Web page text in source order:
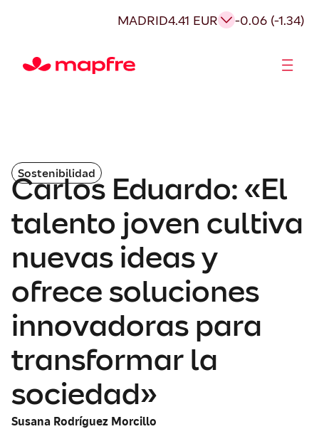
MADRID4.41 EUR -0.06 (-1.34)
Sostenibilidad
Carlos Eduardo: «El
talento joven cultiva
nuevas ideas y
ofrece soluciones
innovadoras para
transformar la
sociedad»
Susana Rodríguez Morcillo